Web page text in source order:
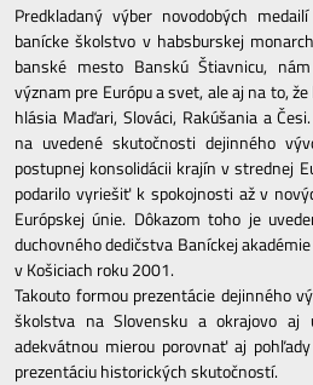
Predkladaný výber novodobých
banícke školstvo v habsburskej
banské mesto Banskú Štiavnicu,
význam pre Európu a svet, ale aj na to,
hlásia Maďari, Slováci, Rakúšania a
na uvedené skutočnosti dejinného
postupnej konsolidácii krajín v strednej
podarilo vyriešiť k spokojnosti až v
Európskej únie. Dôkazom toho je
duchovného dedičstva Baníckej
v Košiciach roku 2001.
Takouto formou prezentácie dejinného
školstva na Slovensku a okrajovo aj
adekvátnou mierou porovnať aj
prezentáciu historických skutočností.